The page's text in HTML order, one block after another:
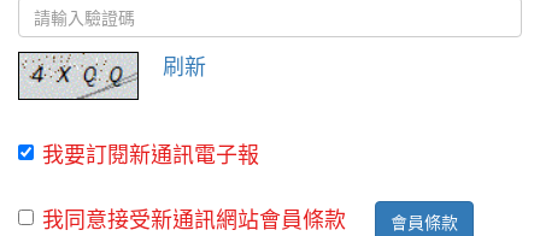
刷新
我要訂閱新通訊電子報
我同意接受新通訊網站會員條款
會員條款